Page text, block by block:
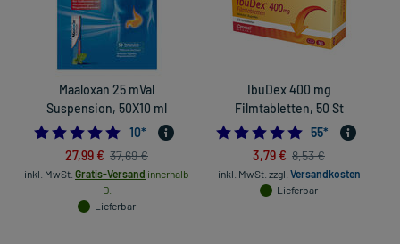
Maaloxan 25 mVal
Suspension, 50X10 ml
4.9
10*
27,99 € 37,69 €
inkl. MwSt. Gratis-Versand innerhalb
D.
Lieferbar
IbuDex 400 mg
Filmtabletten, 50 St
55*
3,79 € 8,53 €
inkl. MwSt. zzgl. Versandkosten
Lieferbar